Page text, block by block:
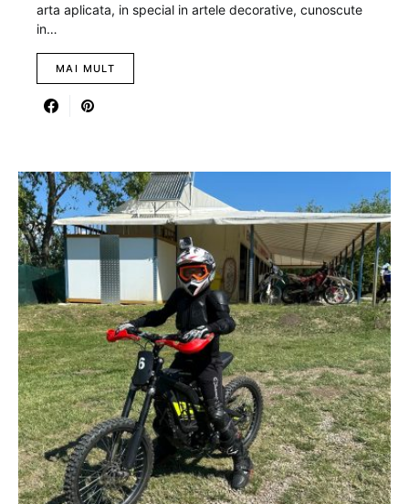
arta aplicata, in special in artele decorative, cunoscute
in…
MAI MULT